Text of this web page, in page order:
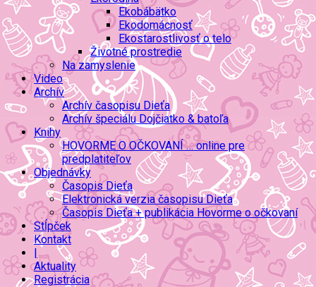
Ekobábätko
Ekodomácnosť
Ekostarostlivosť o telo
Životné prostredie
Na zamyslenie
Video
Archív
Archív časopisu Dieťa
Archív špeciálu Dojčiatko & batoľa
Knihy
HOVORME O OČKOVANÍ … online pre
predplatiteľov
Objednávky
Časopis Dieťa
Elektronická verzia časopisu Dieťa
Časopis Dieťa + publikácia Hovorme o očkovaní
Stĺpček
Kontakt
|
Aktuality
Registrácia